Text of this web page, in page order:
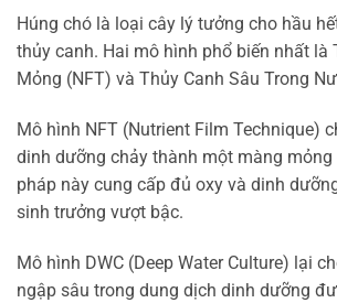
Húng chó là loại cây lý tưởng cho hầu
thủy canh. Hai mô hình phổ biến nhất là
Mỏng (NFT) và Thủy Canh Sâu Trong
Mô hình NFT (Nutrient Film Technique)
dinh dưỡng chảy thành một màng mỏng
pháp này cung cấp đủ oxy và dinh
sinh trưởng vượt bậc.
Mô hình DWC (Deep Water Culture) lại
ngập sâu trong dung dịch dinh dưỡng